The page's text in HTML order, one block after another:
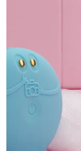
Macau
Malaysia